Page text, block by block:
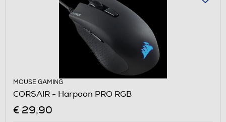
MOUSE GAMING
CORSAIR - Harpoon PRO RGB
€ 29,90